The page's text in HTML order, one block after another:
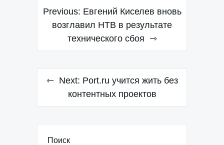
Навигация
записям
Previous: Евгений Киселев вновь
возглавил НТВ в результате
технического сбоя
Next: Port.ru учится жить без
контентных проектов
Поиск